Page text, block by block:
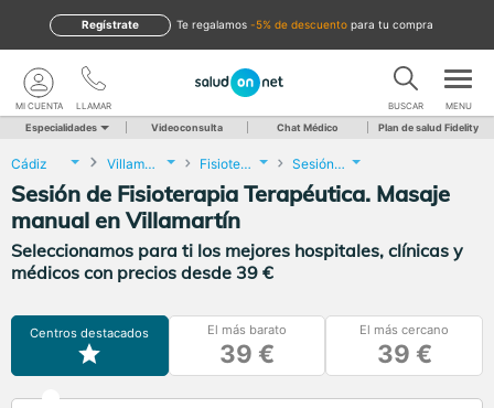
te regalamos -5% de descuento para tu compra
Regístrate
LLAMAR
MI CUENTA BUSCAR MENU
Especialidades Videoconsulta Chat Médico Plan de salud Fidelity
Cádiz Villamartín Fisioterapia Sesión de Fisioterapia Terapéutica. Masaje manual
Sesión de Fisioterapia Terapéutica. Masaje
manual en Villamartín
Seleccionamos para ti los mejores hospitales, clínicas y
médicos con precios desde 39 €
Centros destacados El más barato
39 €
El más cercano
39 €